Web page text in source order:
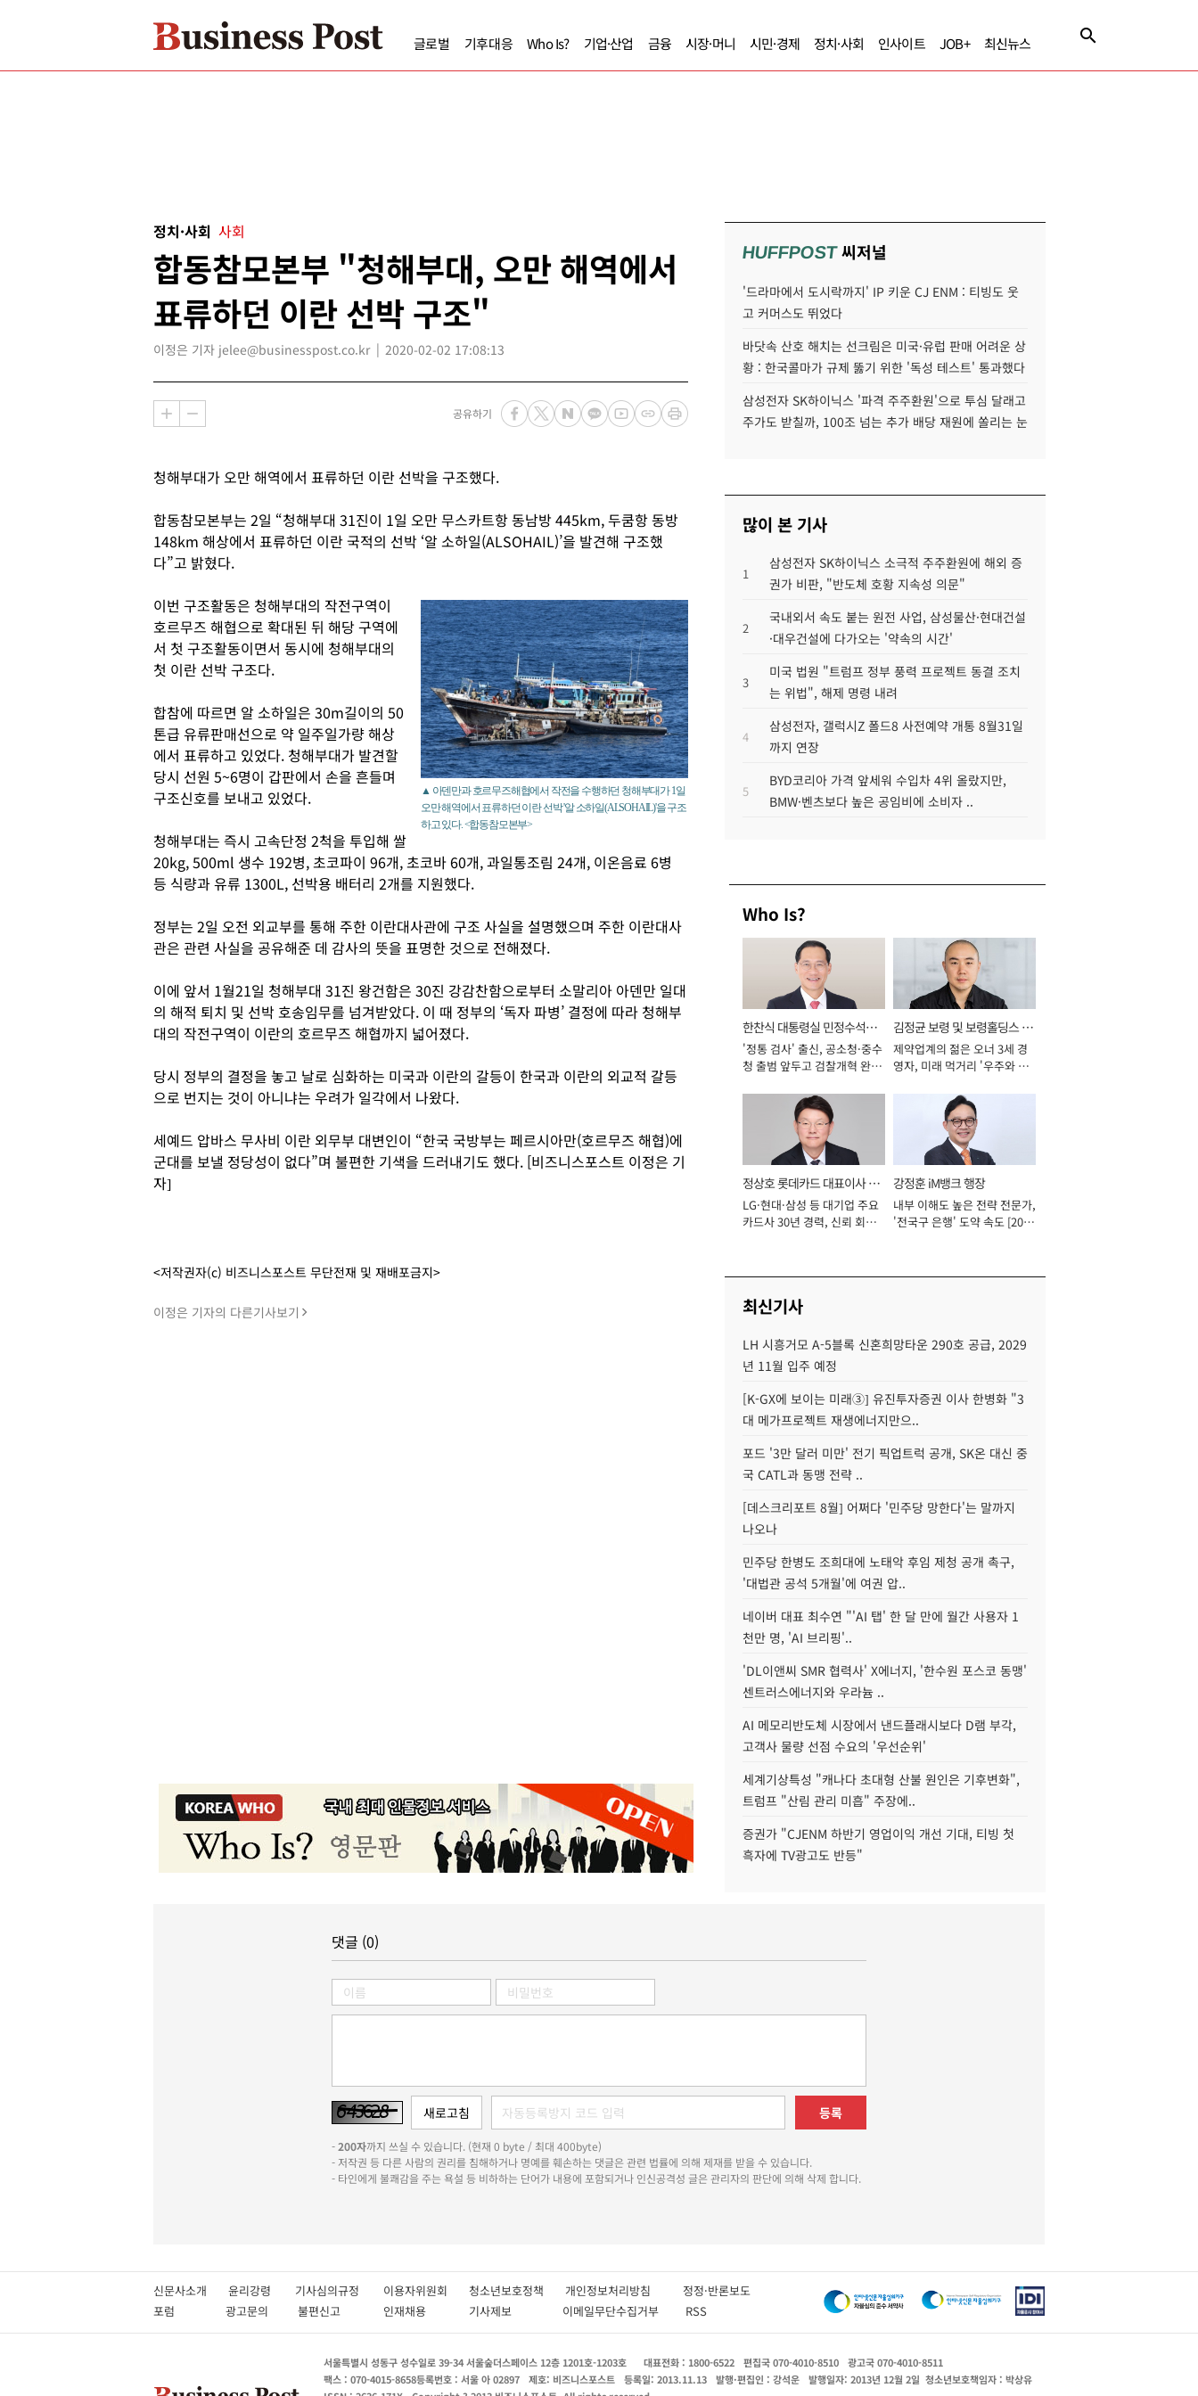
글로벌 기후대응 Who Is? 기업·산업 금융 시장·머니 시민·경제 정치·사회 인사이트 JOB+ 최신뉴스
정치·사회 사회
합동참모본부 "청해부대, 오만 해역에서
표류하던 이란 선박 구조"
이정은 기자 jelee@businesspost.co.kr 2020-02-02 17:08:13
공유하기
청해부대가 오만 해역에서 표류하던 이란 선박을 구조했다.
합동참모본부는 2일 “청해부대 31진이 1일 오만 무스카트항 동남방 445km, 두쿰항 동방
148km 해상에서 표류하던 이란 국적의 선박 ‘알 소하일(ALSOHAIL)’을 발견해 구조했
다”고 밝혔다.
▲ 아덴만과 호르무즈해협에서 작전을 수행하던 청해부대가 1일
오만 해역에서 표류하던 이란 선박 '알 소하일(ALSOHAIL)'을 구조
하고 있다. <합동참모본부>
이번 구조활동은 청해부대의 작전구역이
호르무즈 해협으로 확대된 뒤 해당 구역에
서 첫 구조활동이면서 동시에 청해부대의
첫 이란 선박 구조다.
합참에 따르면 알 소하일은 30m길이의 50
톤급 유류판매선으로 약 일주일가량 해상
에서 표류하고 있었다. 청해부대가 발견할
당시 선원 5~6명이 갑판에서 손을 흔들며
구조신호를 보내고 있었다.
청해부대는 즉시 고속단정 2척을 투입해 쌀
20kg, 500ml 생수 192병, 초코파이 96개, 초코바 60개, 과일통조림 24개, 이온음료 6병
등 식량과 유류 1300L, 선박용 배터리 2개를 지원했다.
정부는 2일 오전 외교부를 통해 주한 이란대사관에 구조 사실을 설명했으며 주한 이란대사
관은 관련 사실을 공유해준 데 감사의 뜻을 표명한 것으로 전해졌다.
이에 앞서 1월21일 청해부대 31진 왕건함은 30진 강감찬함으로부터 소말리아 아덴만 일대
의 해적 퇴치 및 선박 호송임무를 넘겨받았다. 이 때 정부의 ‘독자 파병’ 결정에 따라 청해부
대의 작전구역이 이란의 호르무즈 해협까지 넓어졌다.
당시 정부의 결정을 놓고 날로 심화하는 미국과 이란의 갈등이 한국과 이란의 외교적 갈등
으로 번지는 것이 아니냐는 우려가 일각에서 나왔다.
세예드 압바스 무사비 이란 외무부 대변인이 “한국 국방부는 페르시아만(호르무즈 해협)에
군대를 보낼 정당성이 없다”며 불편한 기색을 드러내기도 했다. [비즈니스포스트 이정은 기
자]
<저작권자(c) 비즈니스포스트 무단전재 및 재배포금지>
이정은 기자의 다른기사보기
HUFFPOST씨저널
'드라마에서 도시락까지' IP 키운 CJ ENM : 티빙도 웃
고 커머스도 뛰었다
바닷속 산호 해치는 선크림은 미국·유럽 판매 어려운 상
황 : 한국콜마가 규제 뚫기 위한 '독성 테스트' 통과했다
삼성전자 SK하이닉스 '파격 주주환원'으로 투심 달래고
주가도 받칠까, 100조 넘는 추가 배당 재원에 쏠리는 눈
많이 본 기사
1
삼성전자 SK하이닉스 소극적 주주환원에 해외 증
권가 비판, "반도체 호황 지속성 의문"
2
국내외서 속도 붙는 원전 사업, 삼성물산·현대건설
·대우건설에 다가오는 '약속의 시간'
3
미국 법원 "트럼프 정부 풍력 프로젝트 동결 조치
는 위법", 해제 명령 내려
4
삼성전자, 갤럭시Z 폴드8 사전예약 개통 8월31일
까지 연장
5
BYD코리아 가격 앞세워 수입차 4위 올랐지만,
BMW·벤츠보다 높은 공임비에 소비자 ..
Who Is?
한찬식 대통령실 민정수석비
서관
'정통 검사' 출신, 공소청·중수
청 출범 앞두고 검찰개혁 완수
김정균 보령 및 보령홀딩스 대
표이사 사장
제약업계의 젊은 오너 3세 경
영자, 미래 먹거리 '우주와 헬
정상호 롯데카드 대표이사 사
장
LG·현대·삼성 등 대기업 주요
카드사 30년 경력, 신뢰 회복
강정훈 iM뱅크 행장
내부 이해도 높은 전략 전문가,
'전국구 은행' 도약 속도 [2026
최신기사
LH 시흥거모 A-5블록 신혼희망타운 290호 공급, 2029
년 11월 입주 예정
[K-GX에 보이는 미래③] 유진투자증권 이사 한병화 "3
대 메가프로젝트 재생에너지만으..
포드 '3만 달러 미만' 전기 픽업트럭 공개, SK온 대신 중
국 CATL과 동맹 전략 ..
[데스크리포트 8월] 어쩌다 '민주당 망한다'는 말까지
나오나
민주당 한병도 조희대에 노태악 후임 제청 공개 촉구,
'대법관 공석 5개월'에 여권 압..
네이버 대표 최수연 "'AI 탭' 한 달 만에 월간 사용자 1
천만 명, 'AI 브리핑'..
'DL이앤씨 SMR 협력사' X에너지, '한수원 포스코 동맹'
센트러스에너지와 우라늄 ..
AI 메모리반도체 시장에서 낸드플래시보다 D램 부각,
고객사 물량 선점 수요의 '우선순위'
세계기상특성 "캐나다 초대형 산불 원인은 기후변화",
트럼프 "산림 관리 미흡" 주장에..
증권가 "CJENM 하반기 영업이익 개선 기대, 티빙 첫
흑자에 TV광고도 반등"
댓글 (0)
등록
-200자까지 쓰실 수 있습니다. (현재 0 byte / 최대 400byte)
- 저작권 등 다른 사람의 권리를 침해하거나 명예를 훼손하는 댓글은 관련 법률에 의해 제재를 받을 수 있습니다.
- 타인에게 불쾌감을 주는 욕설 등 비하하는 단어가 내용에 포함되거나 인신공격성 글은 관리자의 판단에 의해 삭제 합니다.
신문사소개 윤리강령 기사심의규정 이용자위원회 청소년보호정책 개인정보처리방침 정정·반론보도
포럼
광고문의 불편신고 인재채용 기사제보 이메일무단수집거부 RSS
서울특별시 성동구 성수일로 39-34 서울숲더스페이스 12층 1201호-1203호 대표전화 : 1800-6522 편집국 070-4010-8510
광고국 070-4010-8511
팩스 : 070-4015-8658등록번호 : 서울 아 02897 제호: 비즈니스포스트 등록일: 2013.11.13 발행·편집인 : 강석운 발행일자: 2013년 12월 2일 청소년보호책임자 : 박상유